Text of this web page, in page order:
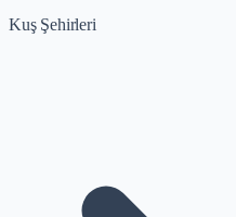
Kuş Şehirleri